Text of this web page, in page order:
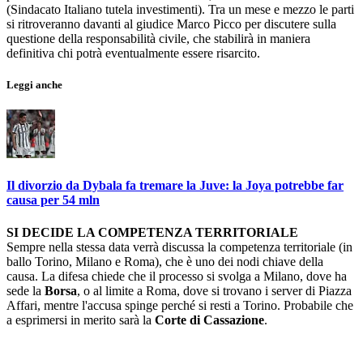
(Sindacato Italiano tutela investimenti). Tra un mese e mezzo le parti
si ritroveranno davanti al giudice Marco Picco per discutere sulla
questione della responsabilità civile, che stabilirà in maniera
definitiva chi potrà eventualmente essere risarcito.
Leggi anche
Il divorzio da Dybala fa tremare la Juve: la Joya potrebbe far
causa per 54 mln
SI DECIDE LA COMPETENZA TERRITORIALE
Sempre nella stessa data verrà discussa la competenza territoriale (in
ballo Torino, Milano e Roma), che è uno dei nodi chiave della
causa. La difesa chiede che il processo si svolga a Milano, dove ha
sede la Borsa, o al limite a Roma, dove si trovano i server di Piazza
Affari, mentre l'accusa spinge perché si resti a Torino. Probabile che
a esprimersi in merito sarà la Corte di Cassazione.